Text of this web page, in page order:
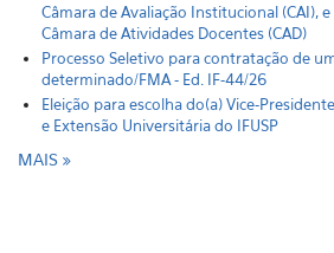
Câmara de Avaliação Institucional (CAI),
Câmara de Atividades Docentes (CAD)
Processo Seletivo para contratação de
determinado/FMA - Ed. IF-44/26
Eleição para escolha do(a) Vice-
e Extensão Universitária do IFUSP
MAIS